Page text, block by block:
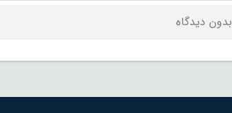
بدون دیدگاه